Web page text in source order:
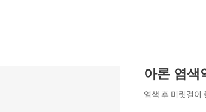
아론 염색
염색 후 머릿결이